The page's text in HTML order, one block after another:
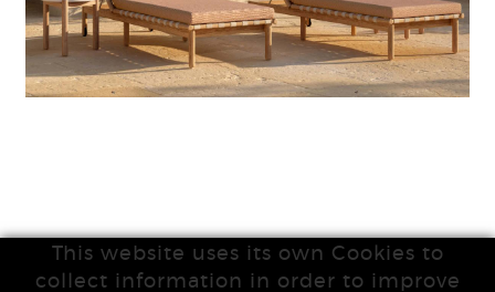
This website uses its own Cookies to
collect information in order to improve